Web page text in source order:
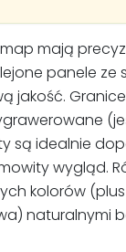
mają
panele ze
jakość.
są idealnie
wygląd.
kolorów
naturalnymi